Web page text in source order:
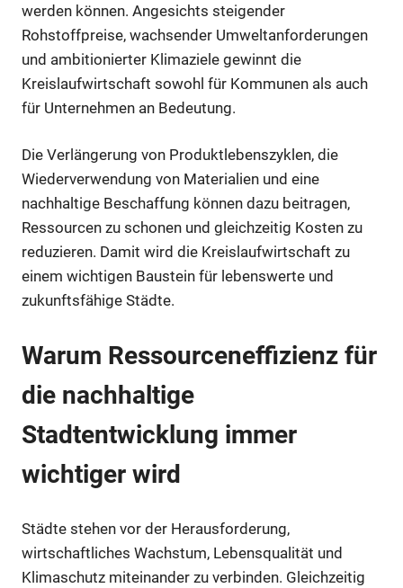
werden können. Angesichts steigender
Rohstoffpreise, wachsender Umweltanforderungen
und ambitionierter Klimaziele gewinnt die
Kreislaufwirtschaft sowohl für Kommunen als auch
für Unternehmen an Bedeutung.
Die Verlängerung von Produktlebenszyklen, die
Wiederverwendung von Materialien und eine
nachhaltige Beschaffung können dazu beitragen,
Ressourcen zu schonen und gleichzeitig Kosten zu
reduzieren. Damit wird die Kreislaufwirtschaft zu
einem wichtigen Baustein für lebenswerte und
zukunftsfähige Städte.
Warum Ressourceneffizienz für
die nachhaltige
Stadtentwicklung immer
wichtiger wird
Städte stehen vor der Herausforderung,
wirtschaftliches Wachstum, Lebensqualität und
Klimaschutz miteinander zu verbinden. Gleichzeitig